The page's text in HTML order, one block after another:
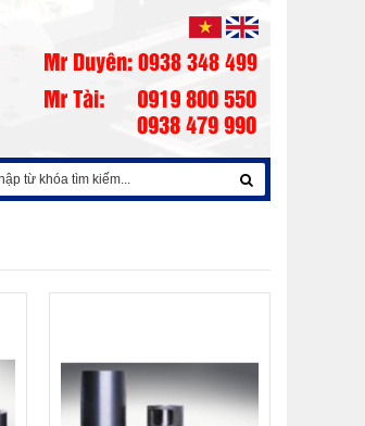
NỒI NẤU KIM LOẠI FOSECO